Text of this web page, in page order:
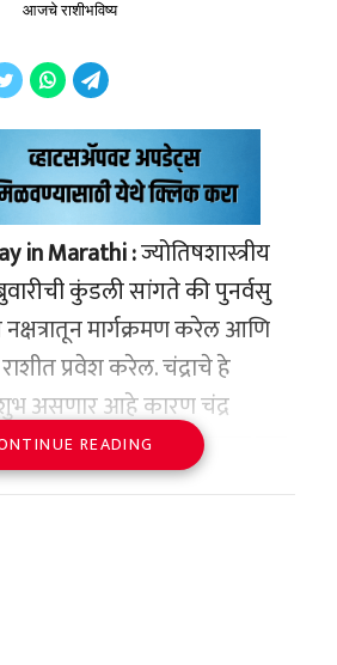
आजचे राशीभविष्य
in Marathi :ज्योतिषशास्त्रीय
कुंडली सांगते की पुनर्वसु
नक्षत्रातून मार्गक्रमण करेल आणि
प्रवेश करेल. चंद्राचे हे
असणार आहे कारण चंद्र
मजबूत स्थितीत आहे कारण गुरु
मध्यभागी आहेत. अशा
READING